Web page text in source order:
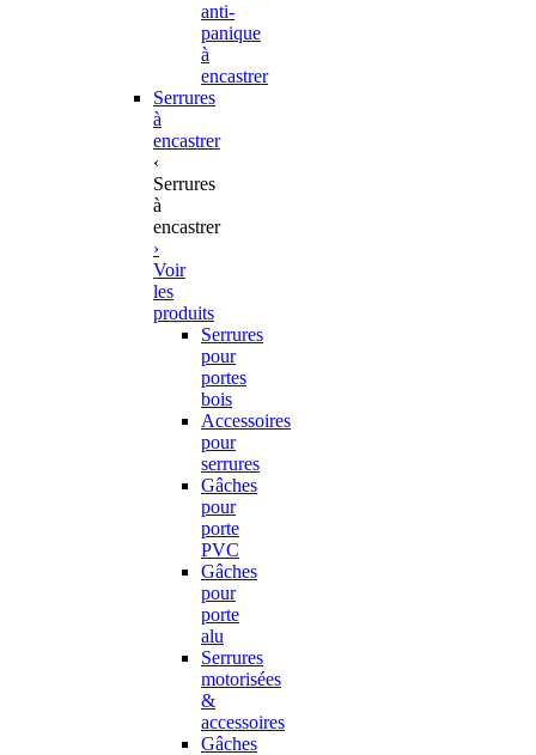
anti-
panique
à
encastrer
Serrures
à
encastrer
‹
Serrures
à
encastrer
›
Voir
les
produits
Serrures
pour
portes
bois
Accessoires
pour
serrures
Gâches
pour
porte
PVC
Gâches
pour
porte
alu
Serrures
motorisées
&
accessoires
Gâches